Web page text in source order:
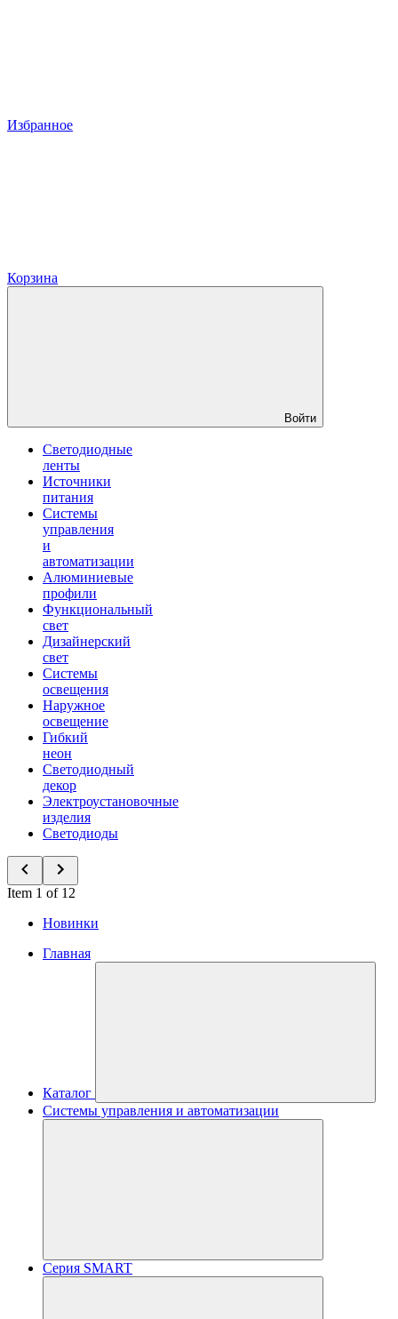
Избранное
Корзина
Войти
Светодиодные
ленты
Источники
питания
Системы
управления
и
автоматизации
Алюминиевые
профили
Функциональный
свет
Дизайнерский
свет
Системы
освещения
Наружное
освещение
Гибкий
неон
Светодиодный
декор
Электроустановочные
изделия
Светодиоды
Item 1 of 12
Новинки
Главная
Каталог
Системы управления и автоматизации
Серия SMART